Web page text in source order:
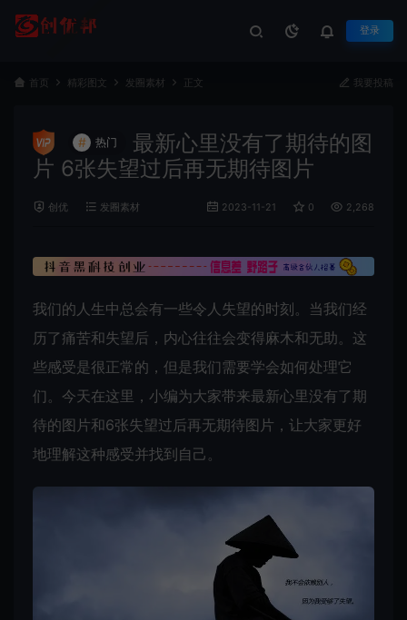
登录
首页 精彩图文 发圈素材 正文 我要投稿
# 热门
最新心里没有了期待的图
片 6张失望过后再无期待图片
创优 发圈素材 2023-11-21 0 2,268
我们的人生中总会有一些令人失望的时刻。当我们经
历了痛苦和失望后，内心往往会变得麻木和无助。这
些感受是很正常的，但是我们需要学会如何处理它
们。今天在这里，小编为大家带来最新心里没有了期
待的图片和6张失望过后再无期待图片，让大家更好
地理解这种感受并找到自己。